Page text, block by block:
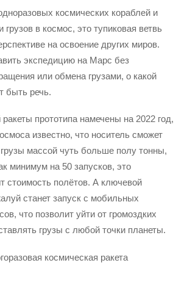
космических кораблей и
грузов в космос, это тупиковая ветвь
на освоение других миров.
экспедицию на Марс без
или обмена грузами, о какой
быть речь.
прототипа намечены на 2022 год,
известно, что носитель сможет
грузы массой чуть больше полу тонны,
минимум на 50 запусков, это
стоимость полётов. А ключевой
станет запуск с мобильных
что позволит уйти от громоздких
грузы с любой точки планеты.